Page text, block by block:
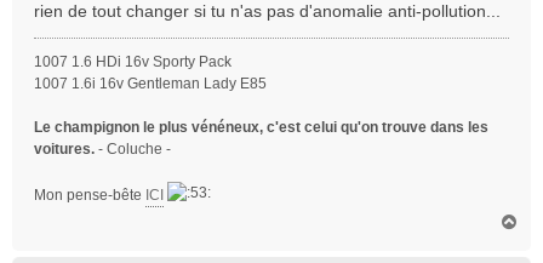
rien de tout changer si tu n'as pas d'anomalie anti-pollution...
1007 1.6 HDi 16v Sporty Pack
1007 1.6i 16v Gentleman Lady E85
Le champignon le plus vénéneux, c'est celui qu'on trouve dans les
voitures. - Coluche -
Mon pense-bête ICI